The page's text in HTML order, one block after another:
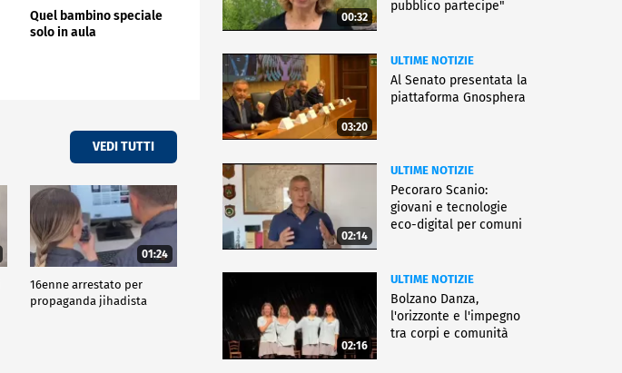
Quel bambino speciale
solo in aula
VEDI TUTTI
01:24
16enne arrestato per
propaganda jihadista
00:32
pubblico partecipe"
03:20
ULTIME NOTIZIE
Al Senato presentata la
piattaforma Gnosphera
02:14
ULTIME NOTIZIE
Pecoraro Scanio:
giovani e tecnologie
eco-digital per comuni
02:16
ULTIME NOTIZIE
Bolzano Danza,
l'orizzonte e l'impegno
tra corpi e comunità